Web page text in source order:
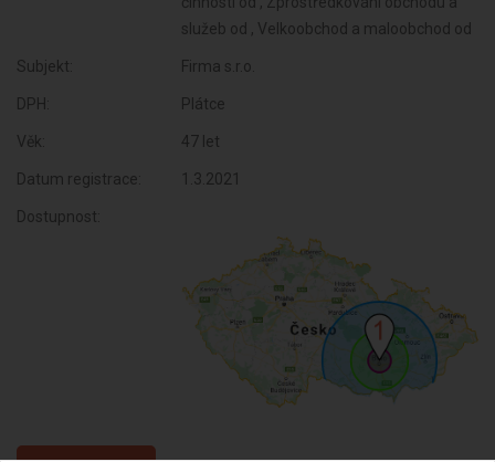
služeb od , Velkoobchod a maloobchod od
Subjekt: Firma s.r.o.
DPH: Plátce
Věk: 47 let
Datum registrace: 1.3.2021
Dostupnost: